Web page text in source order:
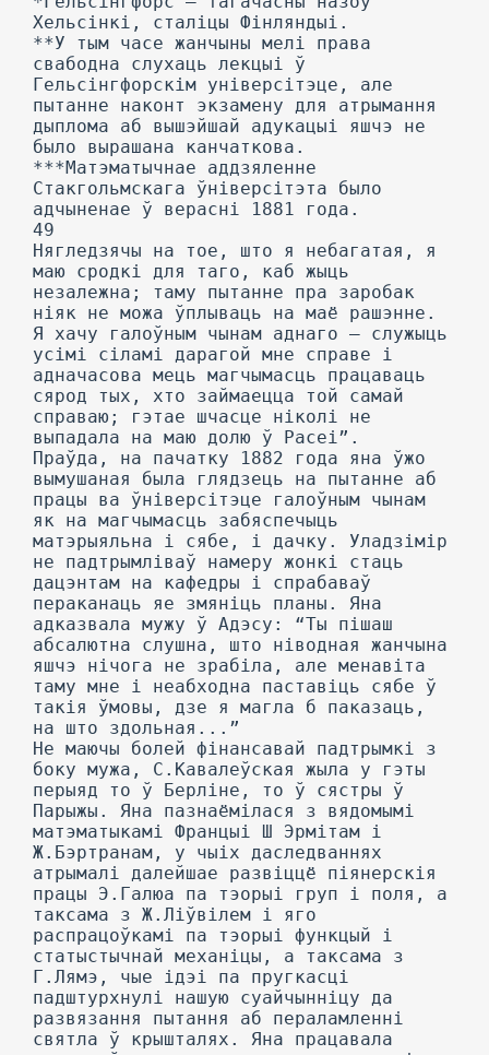
Хельсінкі, сталіцы Фінляндыі.
**У тым часе жанчыны мелі права
свабодна слухаць лекцыі ў
Гельсінгфорскім універсітэце, але
пытанне наконт экзамену для атрымання
дыплома аб вышэйшай адукацыі яшчэ не
было вырашана канчаткова.
***Матэматычнае аддзяленне
Стакгольмскага ўніверсітэта было
адчыненае ў верасні 1881 года.
49
Нягледзячы на тое, што я небагатая, я
маю сродкі для таго, каб жыць
незалежна; таму пытанне пра заробак
ніяк не можа ўплываць на маё рашэнне.
Я хачу галоўным чынам аднаго — служыць
усімі сіламі дарагой мне справе і
адначасова мець магчымасць працаваць
сярод тых, хто займаецца той самай
справаю; гэтае шчасце ніколі не
выпадала на маю долю ў Расеі”.
Праўда, на пачатку 1882 года яна ўжо
вымушаная была глядзець на пытанне аб
працы ва ўніверсітэце галоўным чынам
як на магчымасць забяспечыць
матэрыяльна і сябе, і дачку. Уладзімір
не падтрымліваў намеру жонкі стаць
дацэнтам на кафедры і спрабаваў
пераканаць яе змяніць планы. Яна
адказвала мужу ў Адэсу: “Ты пішаш
абсалютна слушна, што ніводная жанчына
яшчэ нічога не зрабіла, але менавіта
таму мне і неабходна паставіць сябе ў
такія ўмовы, дзе я магла б паказаць,
на што здольная...”
He маючы болей фінансавай падтрымкі з
боку мужа, С.Кавалеўская жыла у гэты
перыяд то ў Берліне, то ў сястры ў
Парыжы. Яна пазнаёмілася з вядомымі
матэматыкамі Францыі Ш Эрмітам і
Ж.Бэртранам, у чыіх даследваннях
атрымалі далейшае развіццё піянерскія
працы Э.Галюа па тэорыі груп і поля, а
таксама з Ж.Ліўвілем і яго
распрацоўкамі па тэорыі функцый і
статыстычнай механіцы, а таксама з
Г.Лямэ, чые ідэі па пругкасці
падштурхнулі нашую суайчынніцу да
развязання пытання аб пераламленні
святла ў крышталях. Яна працавала